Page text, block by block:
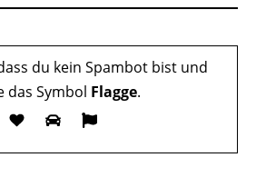
du kein Spambot bist und
das Symbol Flagge.